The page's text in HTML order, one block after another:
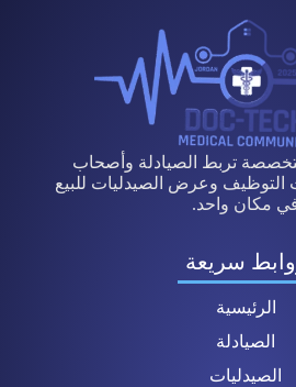
تربط الصيادلة وأصحاب
التوظيف وعرض الصيدليات للبيع
مكان واحد.
سريعة
الرئيسية
الصيادلة
الصيدليات